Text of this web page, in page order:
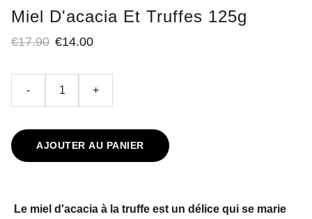
Miel D'acacia Et Truffes 125g
€17.90 €14.00
- +
AJOUTER AU PANIER
Le miel d'acacia à la truffe est un délice qui se marie